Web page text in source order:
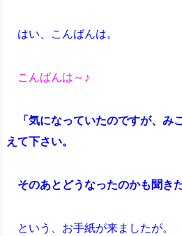
はい、こんばんは。
こんばんは～♪
「気になっていたのですが、み
えて下さい。
そのあとどうなったのかも聞き
という、お手紙が来ましたが。